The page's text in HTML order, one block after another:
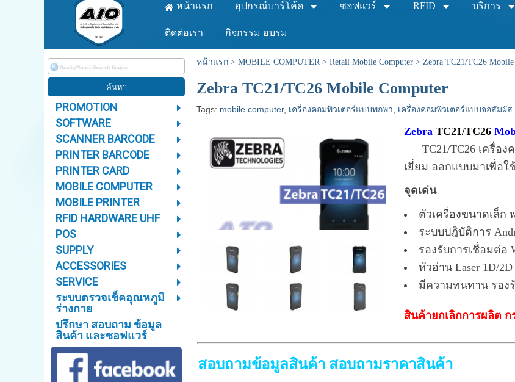
หน้าแรก อุปกรณ์บาร์โค้ด ซอฟแวร์ RFID บริการ
ติดต่อเรา กิจกรรม อบรม
PROMOTION
SOFTWARE
SCANNER BARCODE
PRINTER BARCODE
PRINTER CARD
MOBILE COMPUTER
MOBILE PRINTER
RFID HARDWARE UHF
POS
SUPPLY
ACCESSORIES
SERVICE
ระบบตรวจเช็คอุณหภูมิ
ร่างกาย
ปรึกษา สอบถาม ข้อมูล
สินค้า และซอฟแวร์
หน้าแรก> MOBILE COMPUTER> Retail Mobile Computer> Zebra TC21/TC26
Zebra TC21/TC26 Mobile Computer
Tags: mobile computer, เครื่องคอมพิวเตอร์แบบพกพา, เครื่องคอมพิวเตอร์แบบจอสัมผัส
ZebraTC21/TC26
TC21/TC26 เครื่อง
เยี่ยม ออกแบบมาเพื่อ
จุดเด่น
ตัวเครื่องขนาดเล็ก
ระบบปฎิบัติการ
รองรับการเชื่อมต่อ
หัวอ่าน Laser 1D/
มีความทนทาน รอง
สินค้ายกเลิกการผลิต
สอบถามข้อมูลสินค้า สอบถามราคาสินค้า